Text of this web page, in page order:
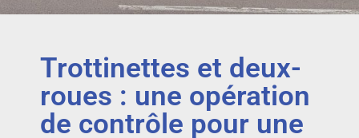
Trottinettes et deux-
roues : une opération
de contrôle pour une